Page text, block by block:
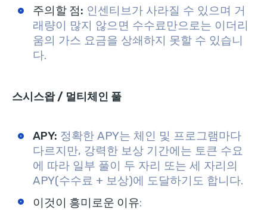
주의할 점: 인센티브가 사라질 수 있으며 거
래량이 많지 않으면 수수료만으로는 이더리
움의 가스 요금을 상쇄하지 못할 수 있습니
다.
스시스왑 / 멀티체인 풀
APY: 정확한 APY는 체인 및 프로그램마다
다르지만, 강력한 보상 기간에는 토큰 수요
에 따라 일부 풀이 두 자리 또는 세 자리의
APY(수수료 + 보상)에 도달하기도 합니다.
이것이 흥미로운 이유: